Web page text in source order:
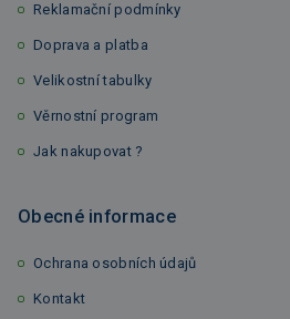
Reklamační podmínky
Doprava a platba
Velikostní tabulky
Věrnostní program
Jak nakupovat ?
Obecné informace
Ochrana osobních údajů
Kontakt